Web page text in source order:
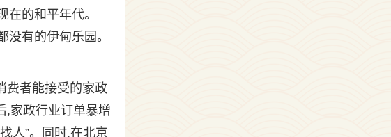
的和平年代。
有的伊甸乐园。
费者能接受的家政
,家政行业订单暴增
人”。同时,在北京